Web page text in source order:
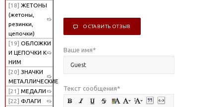
[18] ЖЕТОНЫ
(жетоны,
резинки,
цепочки)
[19] ОБЛОЖКИ
И ЦЕПОЧКИ К
НИМ
[20] ЗНАЧКИ
МЕТАЛЛИЧЕСКИЕ
[21] МЕДАЛИ
[22] ФЛАГИ
ОСТАВИТЬ ОТЗЫВ
Ваше имя*
Текст сообщения*